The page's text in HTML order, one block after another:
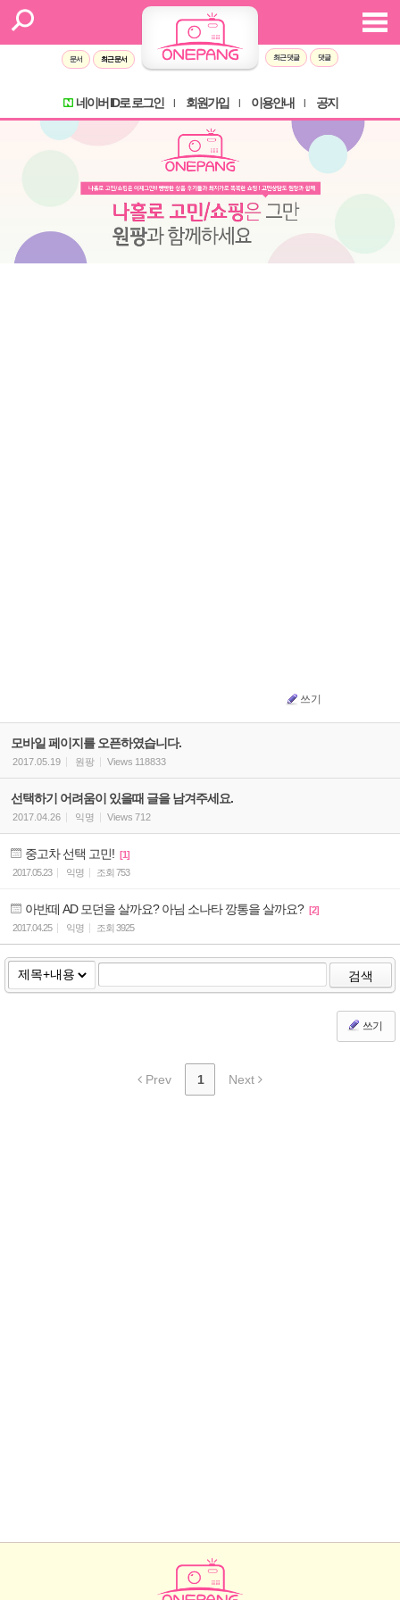
문서 최근 문서 최근 댓글 댓글
네이버 ID로 로그인 회원가입 이용안내 공지
쓰기
모바일 페이지를 오픈하였습니다.
2017.05.19 원팡 Views 118833
선택하기 어려움이 있을때 글을 남겨주세요.
2017.04.26 익명 Views 712
중고차 선택 고민! [1]
2017.05.23
익명 조회 753
아반떼 AD 모던을 살까요? 아님 소나타 깡통을 살까요? [2]
2017.04.25
익명 조회 3925
검색
쓰기
Prev 1 Next